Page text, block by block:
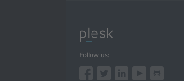
Follow us: